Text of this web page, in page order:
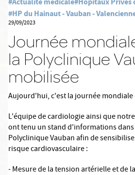
#HP du Hainaut - Vauban -
29/09/2023
Journée
la Polyclinique
mobilisée
Aujourd'hui, c'est la journée
L'équipe de cardiologie ainsi que
ont tenu un stand d'informations dans
Polyclinique Vauban afin de
risque cardiovasculaire :
- Mesure de la tension artérielle et de